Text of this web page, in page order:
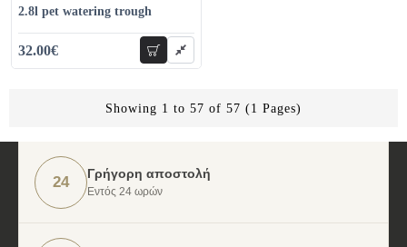
2.8l pet watering trough
32.00€ add to cart
Showing 1 to 57 of 57 (1 Pages)
24 Γρήγορη αποστολή
Εντός 24 ωρών